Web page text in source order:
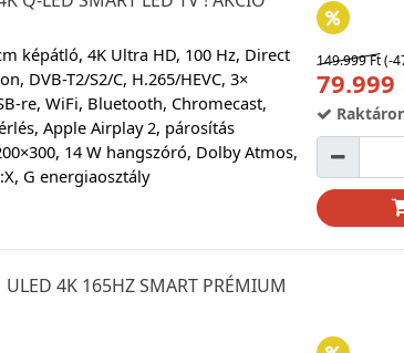
képátló, 4K Ultra HD, 100 Hz, Direct
DVB-T2/S2/C, H.265/HEVC, 3×
re, WiFi, Bluetooth, Chromecast,
Apple Airplay 2, párosítás
14 W hangszóró, Dolby Atmos,
G energiaosztály
149.999 Ft(-
79.999
4K 165HZ SMART PRÉMIUM